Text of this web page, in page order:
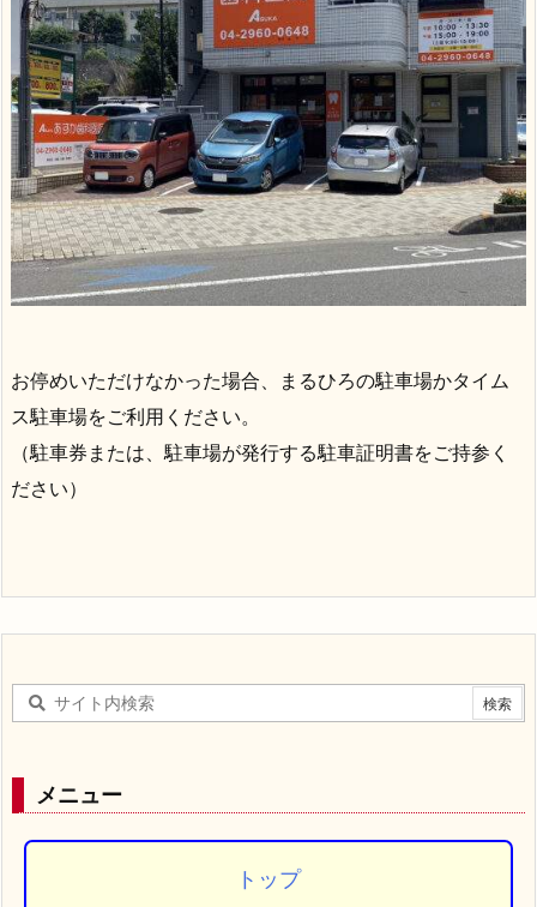
お停めいただけなかった場合、まるひろの駐車場かタイム
ス駐車場をご利用ください。
（駐車券または、駐車場が発行する駐車証明書をご持参く
ださい）
メニュー
トップ